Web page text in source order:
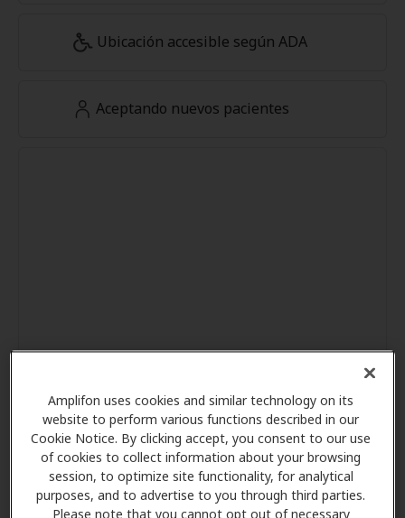
Amplifon uses cookies and similar technology on its
website to perform various functions described in our
Cookie Notice. By clicking accept, you consent to our use
of cookies to collect information about your browsing
session, to optimize site functionality, for analytical
purposes, and to advertise to you through third parties.
Ubicación accesible según ADA
Aceptando nuevos pacientes